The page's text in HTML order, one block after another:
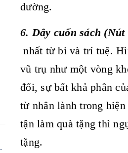
dường.
6. Dây cuốn sách
nhất từ bi và trí tuệ.
vũ trụ như một vòng
đối, sự bất khả phân
từ nhân lành trong
tận làm quà tặng thì
tặng.